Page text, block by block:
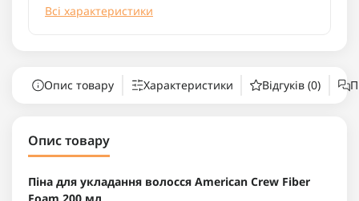
Всі характеристики
Опис товару Характеристики Відгуків (0)
Опис товару
Піна для укладання волосся American Crew Fiber